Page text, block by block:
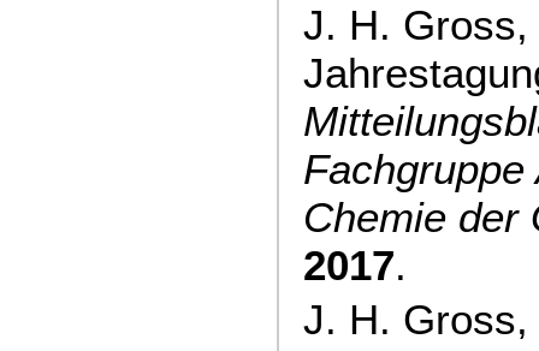
J. H.
Chemie der
2017.
J. H. Gross,